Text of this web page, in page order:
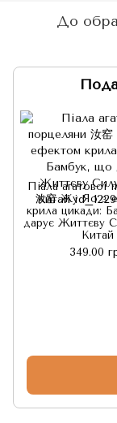
До
Піала агатової
汝窑 Жу Яо з
крила цикади:
дарує Життєву
Китай
349.00